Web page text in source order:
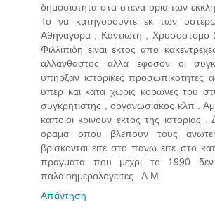
δημοσιοτητα στα στενα ορια των
Το να κατηγορουντε εκ των
Αθηναγορα , Καντιωτη ,
Φιλλιπιδη ειναι εκτος απο
αλλανθαστος αλλα εφοσον οι
υπηρξαν ιστορικες προσωπικοτητες
υπερ και κατα χωρις κορωνες του
συγκρητιστης , οργανωσιακος κλπ .
καποιοι κρινουν εκτος της ιστοριας
οραμα οπου βλεπουν τους
βρισκονται ειτε στο πανω ειτε στο
πραγματα που μεχρι το 1990
παλαιοημερολογειτες . Α.Μ
Απάντηση